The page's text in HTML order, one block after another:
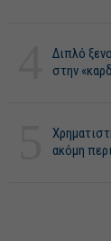
Διπλό
στην
ακόμη